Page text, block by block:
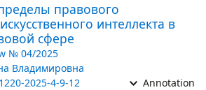
правового
интеллекта в
сфере
№ 04/2025
Владимировна
2025-4-9-12 Annotation